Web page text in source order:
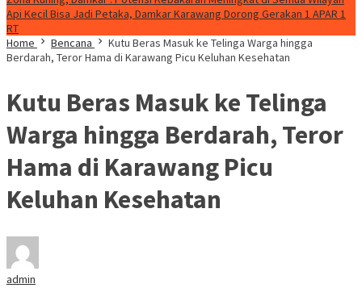
Api Kecil Bisa Jadi Petaka, Damkar Karawang Dorong Gerakan 1 APAR 1
RT
Home
Bencana
Kutu Beras Masuk ke Telinga Warga hingga
Berdarah, Teror Hama di Karawang Picu Keluhan Kesehatan
Kutu Beras Masuk ke Telinga
Warga hingga Berdarah, Teror
Hama di Karawang Picu
Keluhan Kesehatan
admin